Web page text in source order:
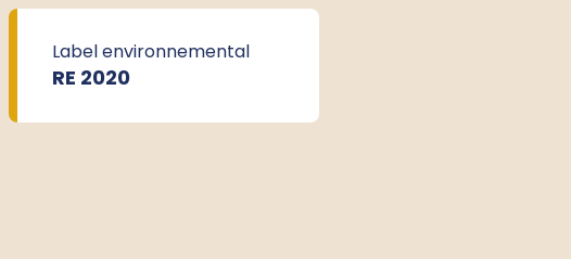
Label environnemental
RE 2020